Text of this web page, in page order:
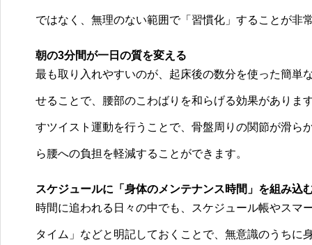
ではなく、無理のない範囲で「習慣化」することが非
朝の3分間が一日の質を変える
最も取り入れやすいのが、起床後の数分を使った簡単
せることで、腰部のこわばりを和らげる効果がありま
すツイスト運動を行うことで、骨盤周りの関節が滑ら
ら腰への負担を軽減することができます。
スケジュールに「身体のメンテナンス時間」を組み込
時間に追われる日々の中でも、スケジュール帳やスマ
タイム」などと明記しておくことで、無意識のうち